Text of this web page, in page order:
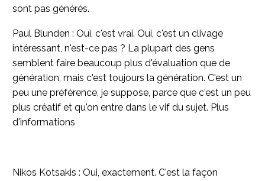
sont pas générés.
Paul Blunden : Oui, c'est vrai. Oui, c'est un clivage
intéressant, n'est-ce pas ? La plupart des gens
semblent faire beaucoup plus d'évaluation que de
génération, mais c'est toujours la génération. C'est un
peu une préférence, je suppose, parce que c'est un peu
plus créatif et qu'on entre dans le vif du sujet. Plus
d'informations
Nikos Kotsakis : Oui, exactement. C'est la façon